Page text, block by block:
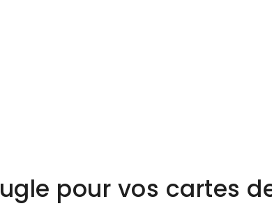
pour vos cartes